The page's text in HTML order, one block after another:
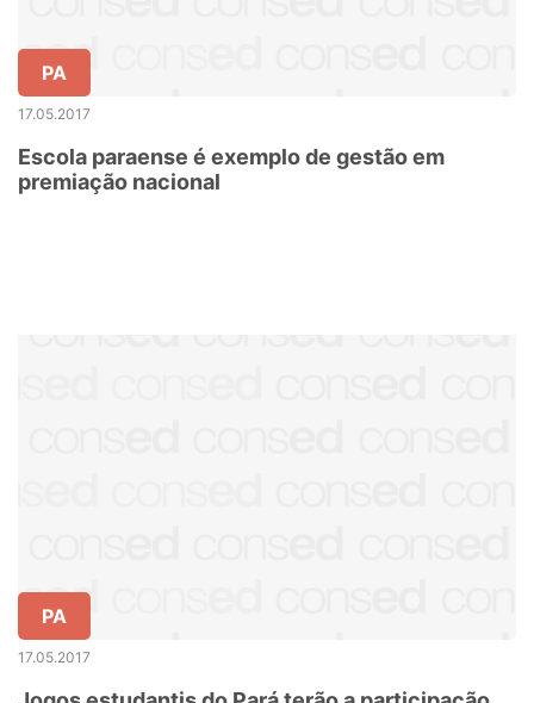
PA
17.05.2017
Escola paraense é exemplo de gestão em
premiação nacional
PA
17.05.2017